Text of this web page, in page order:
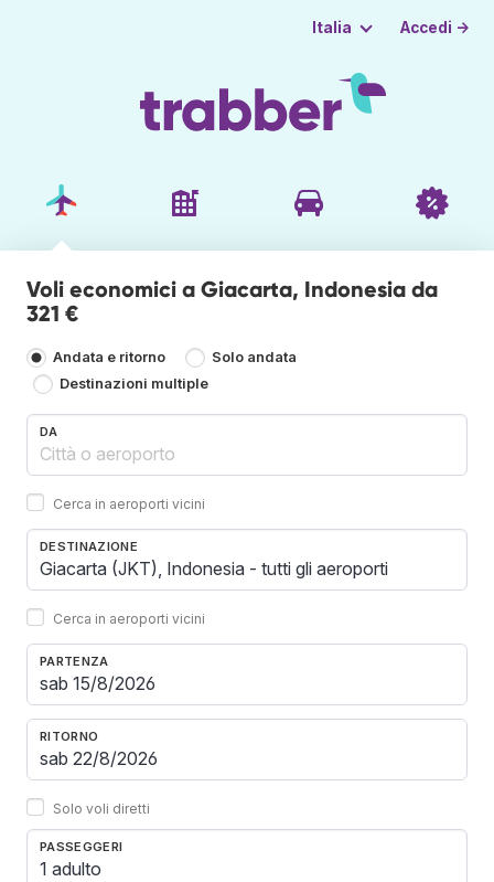
Italia Accedi →
Voli economici a Giacarta, Indonesia da
321 €
Andata e ritorno
Solo andata
Destinazioni multiple
DA
Cerca in aeroporti vicini
DESTINAZIONE
Cerca in aeroporti vicini
PARTENZA
RITORNO
Solo voli diretti
PASSEGGERI
1 adulto